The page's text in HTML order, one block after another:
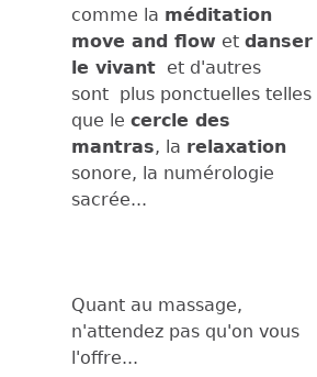
comme la méditation
move and flow et danser
le vivant et d'autres
sont plus ponctuelles telles
que le cercle des
mantras, la relaxation
sonore, la numérologie
sacrée...
Quant au massage,
n'attendez pas qu'on vous
l'offre...